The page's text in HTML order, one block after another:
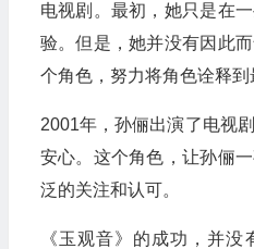
电视剧。最初，她只是在
验。但是，她并没有因此
个角色，努力将角色诠释到
2001年，孙俪出演了电视
安心。这个角色，让孙俪
泛的关注和认可。
《玉观音》的成功，并